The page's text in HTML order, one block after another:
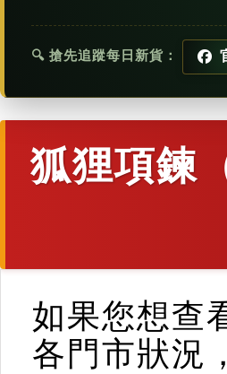
🔍 搶先追蹤每日新貨：
狐狸項鍊
如果您想查
各門市狀況